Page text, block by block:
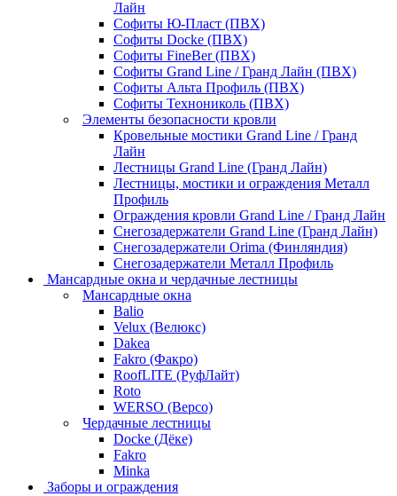
Лайн
Софиты Ю-Пласт (ПВХ)
Софиты Docke (ПВХ)
Софиты FineBer (ПВХ)
Софиты Grand Line / Гранд Лайн (ПВХ)
Софиты Альта Профиль (ПВХ)
Софиты Технониколь (ПВХ)
Элементы безопасности кровли
Кровельные мостики Grand Line / Гранд
Лайн
Лестницы Grand Line (Гранд Лайн)
Лестницы, мостики и ограждения Металл
Профиль
Ограждения кровли Grand Line / Гранд Лайн
Снегозадержатели Grand Line (Гранд Лайн)
Снегозадержатели Orima (Финляндия)
Снегозадержатели Металл Профиль
Мансардные окна и чердачные лестницы
Мансардные окна
Balio
Velux (Велюкс)
Dakea
Fakro (Факро)
RoofLITE (РуфЛайт)
Roto
WERSO (Версо)
Чердачные лестницы
Docke (Дёке)
Fakro
Minka
Заборы и ограждения